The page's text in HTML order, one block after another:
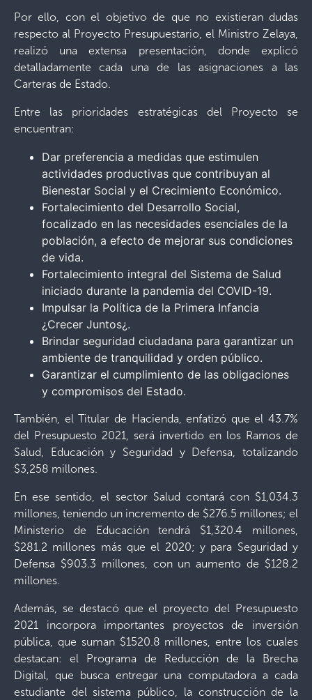
Por ello, con el objetivo de que no existieran dudas
respecto al Proyecto Presupuestario, el Ministro Zelaya,
realizó una extensa presentación, donde explicó
detalladamente cada una de las asignaciones a las
Carteras de Estado.
Entre las prioridades estratégicas del Proyecto se
encuentran:
Dar preferencia a medidas que estimulen
actividades productivas que contribuyan al
Bienestar Social y el Crecimiento Económico.
Fortalecimiento del Desarrollo Social,
focalizado en las necesidades esenciales de la
población, a efecto de mejorar sus condiciones
de vida.
Fortalecimiento integral del Sistema de Salud
iniciado durante la pandemia del COVID-19.
Impulsar la Política de la Primera Infancia
¿Crecer Juntos¿.
Brindar seguridad ciudadana para garantizar un
ambiente de tranquilidad y orden público.
Garantizar el cumplimiento de las obligaciones
y compromisos del Estado.
También, el Titular de Hacienda, enfatizó que el 43.7%
del Presupuesto 2021, será invertido en los Ramos de
Salud, Educación y Seguridad y Defensa, totalizando
$3,258 millones.
En ese sentido, el sector Salud contará con $1,034.3
millones, teniendo un incremento de $276.5 millones; el
Ministerio de Educación tendrá $1,320.4 millones,
$281.2 millones más que el 2020; y para Seguridad y
Defensa $903.3 millones, con un aumento de $128.2
millones.
Además, se destacó que el proyecto del Presupuesto
2021 incorpora importantes proyectos de inversión
pública, que suman $1520.8 millones, entre los cuales
destacan: el Programa de Reducción de la Brecha
Digital, que busca entregar una computadora a cada
estudiante del sistema público, la construcción de la